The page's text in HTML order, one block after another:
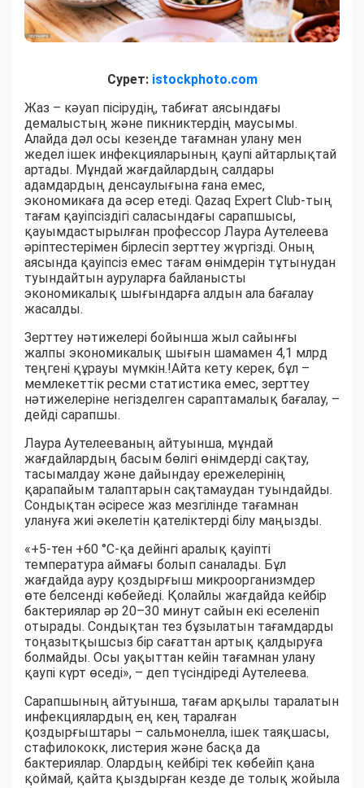
Сурет: istockphoto.com
Жаз – кәуап пісірудің, табиғат аясындағы
демалыстың және пикниктердің маусымы.
Алайда дәл осы кезеңде тағамнан улану мен
жедел ішек инфекцияларының қаупі айтарлықтай
артады. Мұндай жағдайлардың салдары
адамдардың денсаулығына ғана емес,
экономикаға да әсер етеді. Qazaq Expert Club-тың
тағам қауіпсіздігі саласындағы сарапшысы,
қауымдастырылған профессор Лаура Аутелеева
әріптестерімен бірлесіп зерттеу жүргізді. Оның
аясында қауіпсіз емес тағам өнімдерін тұтынудан
туындайтын ауруларға байланысты
экономикалық шығындарға алдын ала бағалау
жасалды.
Зерттеу нәтижелері бойынша жыл сайынғы
жалпы экономикалық шығын шамамен 4,1 млрд
теңгені құрауы мүмкін.!Айта кету керек, бұл –
мемлекеттік ресми статистика емес, зерттеу
нәтижелеріне негізделген сараптамалық бағалау, –
дейді сарапшы.
Лаура Аутелееваның айтуынша, мұндай
жағдайлардың басым бөлігі өнімдерді сақтау,
тасымалдау және дайындау ережелерінің
қарапайым талаптарын сақтамаудан туындайды.
Сондықтан әсіресе жаз мезгілінде тағамнан
улануға жиі әкелетін қателіктерді білу маңызды.
«+5-тен +60 °C-қа дейінгі аралық қауіпті
температура аймағы болып саналады. Бұл
жағдайда ауру қоздырғыш микроорганизмдер
өте белсенді көбейеді. Қолайлы жағдайда кейбір
бактериялар әр 20–30 минут сайын екі еселеніп
отырады. Сондықтан тез бұзылатын тағамдарды
тоңазытқышсыз бір сағаттан артық қалдыруға
болмайды. Осы уақыттан кейін тағамнан улану
қаупі күрт өседі», – деп түсіндіреді Аутелеева.
Сарапшының айтуынша, тағам арқылы таралатын
инфекциялардың ең кең таралған
қоздырғыштары – сальмонелла, ішек таяқшасы,
стафилококк, листерия және басқа да
бактериялар. Олардың кейбірі тек көбейіп қана
қоймай, қайта қыздырған кезде де толық жойыла